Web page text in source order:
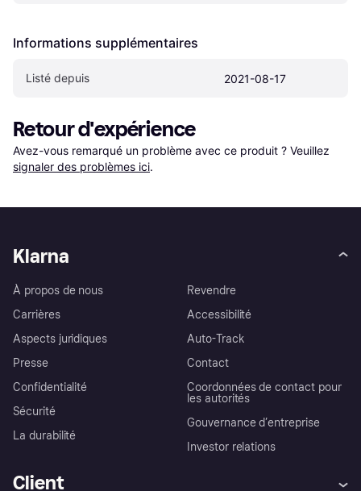
Informations supplémentaires
Listé depuis 2021-08-17
Retour d'expérience
Avez-vous remarqué un problème avec ce produit ? Veuillez
signaler des problèmes ici.
Klarna
À propos de nous
Carrières
Aspects juridiques
Presse
Confidentialité
Sécurité
La durabilité
Revendre
Accessibilité
Auto-Track
Contact
Coordonnées de contact pour
les autorités
Gouvernance d’entreprise
Investor relations
Client